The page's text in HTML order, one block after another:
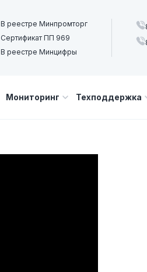
В реестре Минпромторг
Сертификат ПП 969
В реестре Минцифры
Мониторинг Техподдержка